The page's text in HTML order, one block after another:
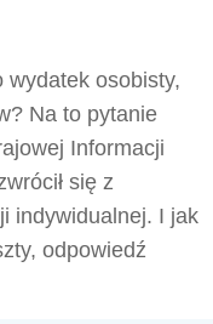
wydatek osobisty,
Na to pytanie
Informacji
się z
indywidualnej. I jak
odpowiedź